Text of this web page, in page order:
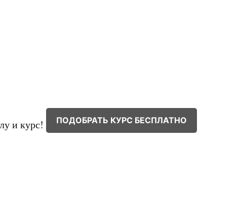
и курс! ПОДОБРАТЬ КУРС БЕСПЛАТНО